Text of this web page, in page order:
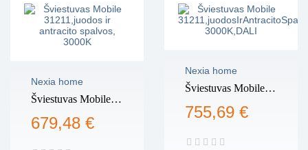
Nexia home
Šviestuvas Mobile
antracito spalvos,
679,48 €
Nexia home
Šviestuvas Mobile
3000K,DALI
755,69 €